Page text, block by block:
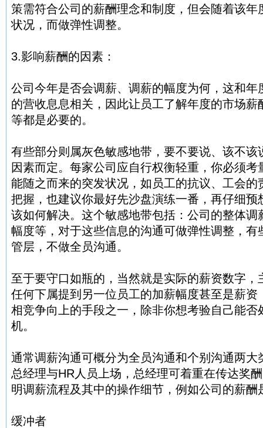
策需符合公司的薪酬理念和制度，但会随着该
状况，而做弹性调整。
3.影响薪酬的因素：
公司今年是否会调薪、调薪的幅度为何，这和年
的营收息息相关，因此让员工了解年度的市场
等都是必要的。
有些部分则属灰色敏感地带，要不要说、该不该
因素而定。每家公司应自行权衡轻重，你必须
能随之而来的突发状况，如员工的抗议、工会的
把握，也建议你最好先沙盘演练一番，再仔细预
该如何解决。这个敏感地带包括：公司的整体调
幅度等，对于这些信息的沟通可做弹性调整，有
管层，不做全员沟通。
至于要守口如瓶的，当然就是实际的薪资数字，
任何下属提到另一位员工的加薪幅度甚至是薪资
相竞争向上的手段之一，除非你想考验自己能否
机。
通常调薪沟通可概分为全员沟通和个别沟通两大
总经理与HR人员上场，总经理可着重在传达奖
明调薪流程及其中的操作细节，例如公司的薪
缓冲者